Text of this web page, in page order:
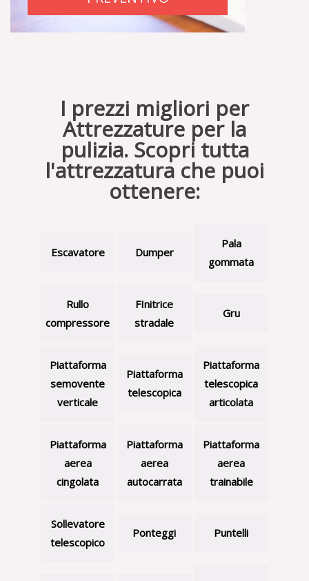
I prezzi migliori per
Attrezzature per la
pulizia. Scopri tutta
l'attrezzatura che puoi
ottenere:
Escavatore Dumper
Pala
gommata
Rullo
compressore
FInitrice
stradale
Gru
Piattaforma
semovente
verticale
Piattaforma
telescopica
Piattaforma
telescopica
articolata
Piattaforma
aerea
cingolata
Piattaforma
aerea
autocarrata
Piattaforma
aerea
trainabile
Sollevatore
telescopico
Ponteggi Puntelli